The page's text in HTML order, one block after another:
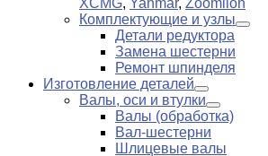
Комплектующие и узлы
Детали редуктора
Замена шестерни
Ремонт шпинделя
Изготовление деталей
Валы, оси и втулки
Валы (обработка)
Вал-шестерни
Шлицевые валы